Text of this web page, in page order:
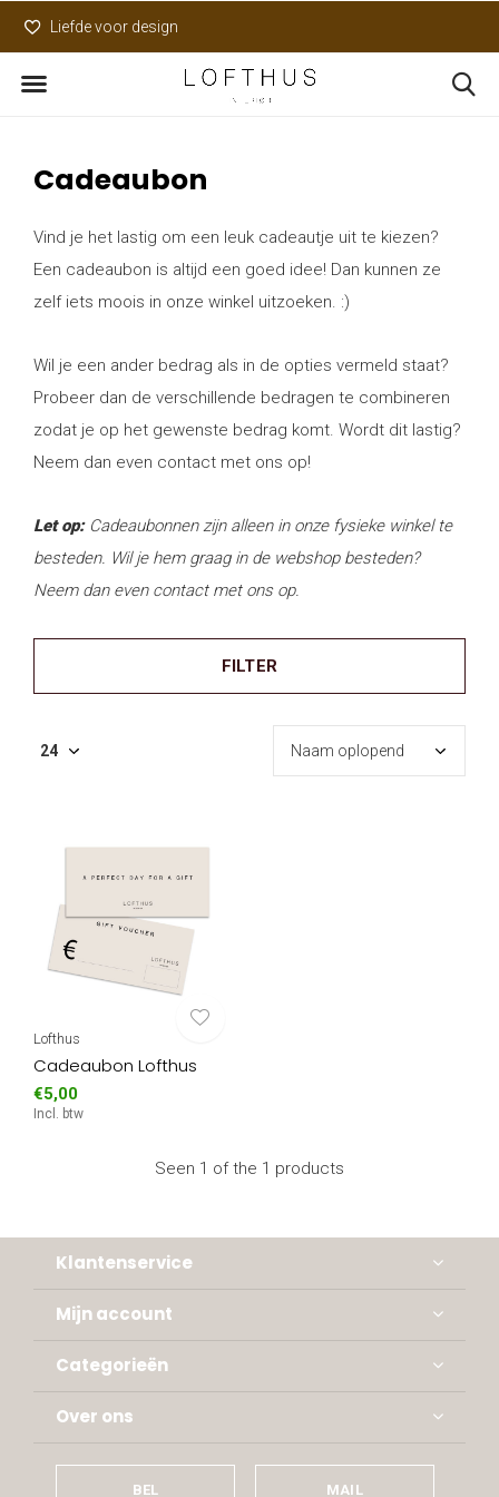
Liefde voor design
Cadeaubon
Vind je het lastig om een leuk cadeautje uit te kiezen?
Een cadeaubon is altijd een goed idee! Dan kunnen ze
zelf iets moois in onze winkel uitzoeken. :)
Wil je een ander bedrag als in de opties vermeld staat?
Probeer dan de verschillende bedragen te combineren
zodat je op het gewenste bedrag komt. Wordt dit lastig?
Neem dan even contact met ons op!
Let op:Cadeaubonnen zijn alleen in onze fysieke winkel te
besteden. Wil je hem graag in de webshop besteden?
Neem dan even contact met ons op.
FILTER
Lofthus
Cadeaubon Lofthus
€5,00
Incl. btw
Seen 1 of the 1 products
Klantenservice
Mijn account
Categorieën
Over ons
BEL MAIL